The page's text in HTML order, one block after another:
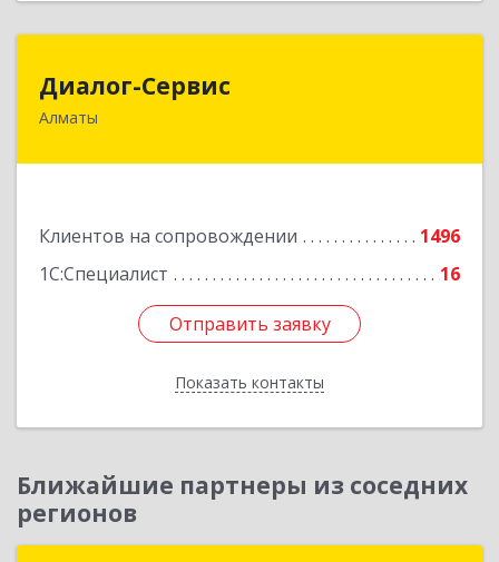
Диалог-Сервис
Алматы
Клиентов на сопровождении
1496
1С:Специалист
16
Отправить заявку
Показать контакты
050057, Республика Казахстан, г. Алматы, ул.
Отправить заявку
Назад
Ближайшие партнеры из соседних
регионов